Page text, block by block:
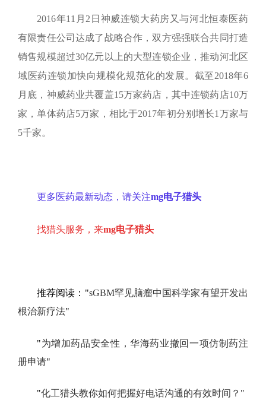
2016年11 月 2 日神威连锁大药房又与河北恒泰医药
有限责任公司达成了战略合作，双方强强联合共同打造
销售规模超过30亿元以上的大型连锁企业，推动河北区
域医药连锁加快向规模化规范化的发展。截至2018年6
月底，神威药业共覆盖15万家药店，其中连锁药店10万
家，单体药店5万家，相比于2017年初分别增长1 万家与
5千家。
更多医药最新动态，请关注mg电子猎头
找猎头服务，来mg电子猎头
推荐阅读："sGBM罕见脑瘤中国科学家有望开发出
根治新疗法"
"为增加药品安全性，华海药业撤回一项仿制药注
册申请"
"化工猎头教你如何把握好电话沟通的有效时间？"